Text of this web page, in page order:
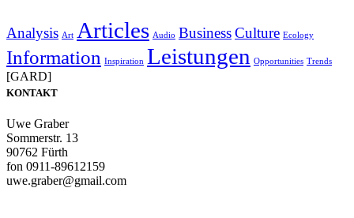
Analysis Art Articles Audio BusinessCulture Ecology
Information Inspiration Leistungen Opportunities Trends
[GARD]
KONTAKT
Uwe Graber
Sommerstr. 13
90762 Fürth
fon 0911-89612159
uwe.graber@gmail.com